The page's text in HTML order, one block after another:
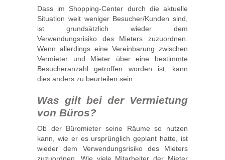
Dass im Shopping-Center durch die aktuelle
Situation weit weniger Besucher/Kunden sind,
ist grundsätzlich wieder dem
Verwendungsrisiko des Mieters zuzuordnen.
Wenn allerdings eine Vereinbarung zwischen
Vermieter und Mieter über eine bestimmte
Besucheranzahl getroffen worden ist, kann
dies anders zu beurteilen sein.
Was gilt bei der Vermietung
von Büros?
Ob der Büromieter seine Räume so nutzen
kann, wie er es ursprünglich geplant hatte, ist
wieder dem Verwendungsrisiko des Mieters